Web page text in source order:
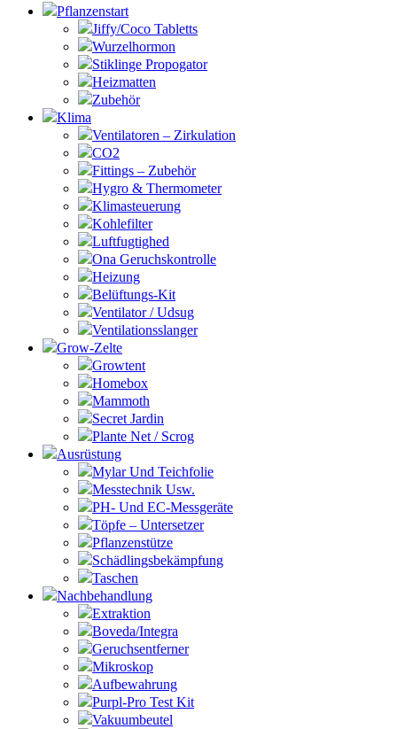
Pflanzenstart
Jiffy/Coco Tabletts
Wurzelhormon
Stiklinge Propogator
Heizmatten
Zubehör
Klima
Ventilatoren – Zirkulation
CO2
Fittings – Zubehör
Hygro & Thermometer
Klimasteuerung
Kohlefilter
Luftfugtighed
Ona Geruchskontrolle
Heizung
Belüftungs-Kit
Ventilator / Udsug
Ventilationsslanger
Grow-Zelte
Growtent
Homebox
Mammoth
Secret Jardin
Plante Net / Scrog
Ausrüstung
Mylar Und Teichfolie
Messtechnik Usw.
PH- Und EC-Messgeräte
Töpfe – Untersetzer
Pflanzenstütze
Schädlingsbekämpfung
Taschen
Nachbehandlung
Extraktion
Boveda/Integra
Geruchsentferner
Mikroskop
Aufbewahrung
Purpl-Pro Test Kit
Vakuumbeutel